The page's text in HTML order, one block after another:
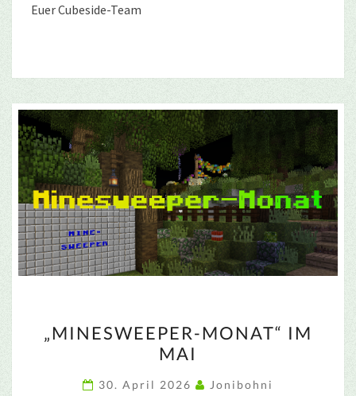
Euer Cubeside-Team
MONAT“
IM
MAI
„MINESWEEPER-MONAT“ IM
MAI
30. April 2026 Jonibohni